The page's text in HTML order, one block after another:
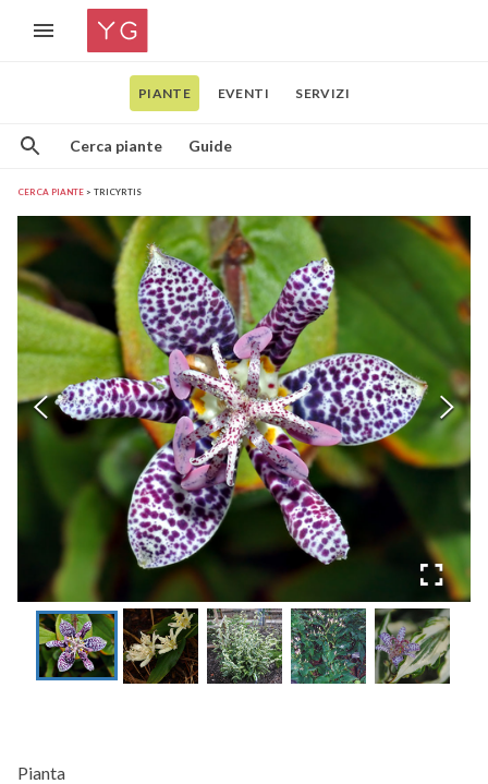
PIANTE EVENTI SERVIZI
Cerca piante Guide
CERCA PIANTE TRICYRTIS
Pianta